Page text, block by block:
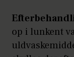
op i lunkent